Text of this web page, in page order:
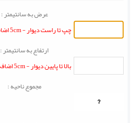
عرض به سانتیمتر :
چپ تا راست دیوار - 5cm اضافه شود
ارتفاع به سانتیمتر :
بالا تا پایین دیوار - 5cm اضافه شود
مجموع ناحیه :
?